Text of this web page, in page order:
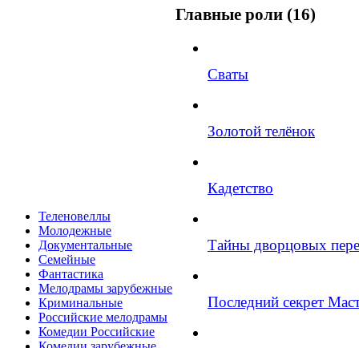
Теленовеллы
Молодежные
Документальные
Семейные
Фантастика
Мелодрамы зарубежные
Криминальные
Российские мелодрамы
Комедии Российские
Главные роли (16)
Сваты
Золотой телёнок
Кадетство
Тайны дворцовых
Последний секрет